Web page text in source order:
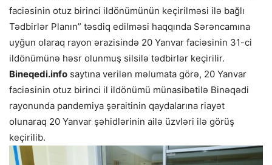
faciəsinin otuz birinci ildönümünün keçirilməsi ilə bağlı
Tədbirlər Planın” təsdiq edilməsi haqqında Sərəncamına
uyğun olaraq rayon ərazisində 20 Yanvar faciəsinin 31-ci
ildönümünə həsr olunmuş silsilə tədbirlər keçirilir.
Bineqedi.info saytına verilən məlumata görə, 20 Yanvar
faciəsinin otuz birinci il ildönümü münasibətilə Binəqədi
rayonunda pandemiya şəraitinin qaydalarına riayət
olunaraq 20 Yanvar şəhidlərinin ailə üzvləri ilə görüş
keçirilib.